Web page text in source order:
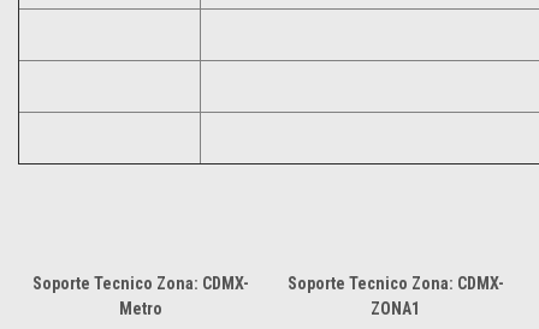
Soporte Tecnico Zona: CDMX-
Metro
Soporte Tecnico Zona: CDMX-
ZONA1